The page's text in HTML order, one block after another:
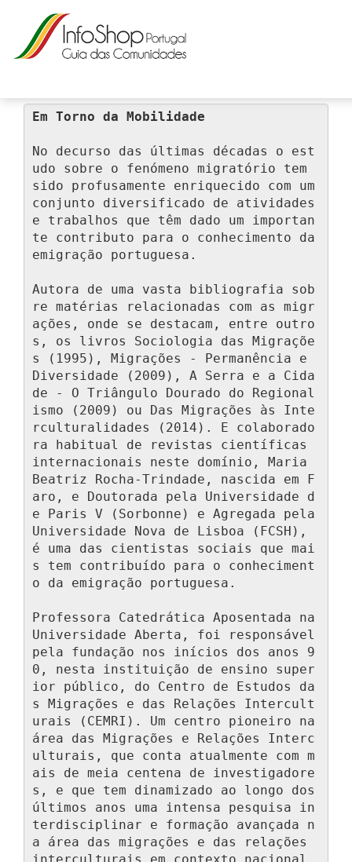
Em Torno da Mobilidade
No decurso das últimas décadas o est
udo sobre o fenómeno migratório tem
sido profusamente enriquecido com um
conjunto diversificado de atividades
e trabalhos que têm dado um importan
te contributo para o conhecimento da
emigração portuguesa.
Autora de uma vasta bibliografia sob
re matérias relacionadas com as migr
ações, onde se destacam, entre outro
s, os livros Sociologia das Migraçõe
s (1995), Migrações - Permanência e
Diversidade (2009), A Serra e a Cida
de - O Triângulo Dourado do Regional
ismo (2009) ou Das Migrações às Inte
rculturalidades (2014). E colaborado
ra habitual de revistas científicas
internacionais neste domínio, Maria
Beatriz Rocha-Trindade, nascida em F
aro, e Doutorada pela Universidade d
e Paris V (Sorbonne) e Agregada pela
Universidade Nova de Lisboa (FCSH),
é uma das cientistas sociais que mai
s tem contribuído para o conheciment
o da emigração portuguesa.
Professora Catedrática Aposentada na
Universidade Aberta, foi responsável
pela fundação nos inícios dos anos 9
0, nesta instituição de ensino super
ior público, do Centro de Estudos da
s Migrações e das Relações Intercult
urais (CEMRI). Um centro pioneiro na
área das Migrações e Relações Interc
ulturais, que conta atualmente com m
ais de meia centena de investigadore
s, e que tem dinamizado ao longo dos
últimos anos uma intensa pesquisa in
terdisciplinar e formação avançada n
a área das migrações e das relações